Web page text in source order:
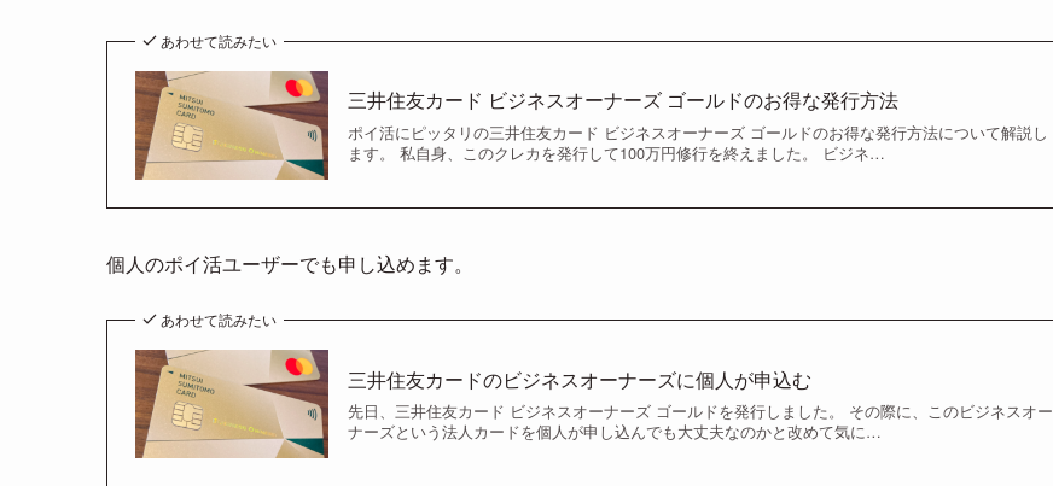
あわせて読みたい
三井住友カード ビジネスオーナーズ ゴールドのお得な発行方法
ポイ活にピッタリの三井住友カード ビジネスオーナーズ ゴールドのお得な発行方法について解説し
ます。 私自身、このクレカを発行して100万円修行を終えました。 ビジネ…
個人のポイ活ユーザーでも申し込めます。
あわせて読みたい
三井住友カードのビジネスオーナーズに個人が申込む
先日、三井住友カード ビジネスオーナーズ ゴールドを発行しました。 その際に、このビジネスオー
ナーズという法人カードを個人が申し込んでも大丈夫なのかと改めて気に…